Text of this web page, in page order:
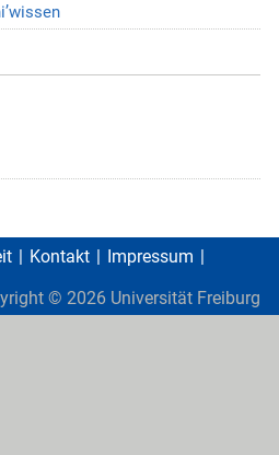
Kontakt
Impressum
© 2026 Universität Freiburg